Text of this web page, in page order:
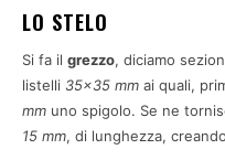
LO STELO
Si fa il grezzo, diciamo
listelli 35×35 mm ai quali,
mm uno spigolo. Se ne
15 mm, di lunghezza,